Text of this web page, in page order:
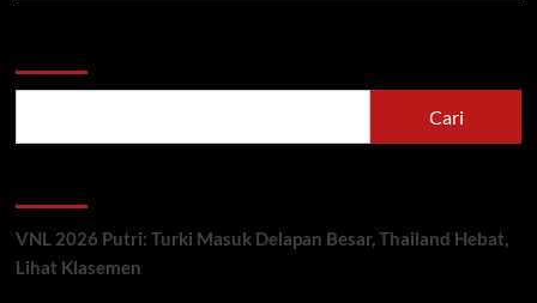
Cari
VNL 2026 Putri: Turki Masuk Delapan Besar, Thailand Hebat,
Lihat Klasemen